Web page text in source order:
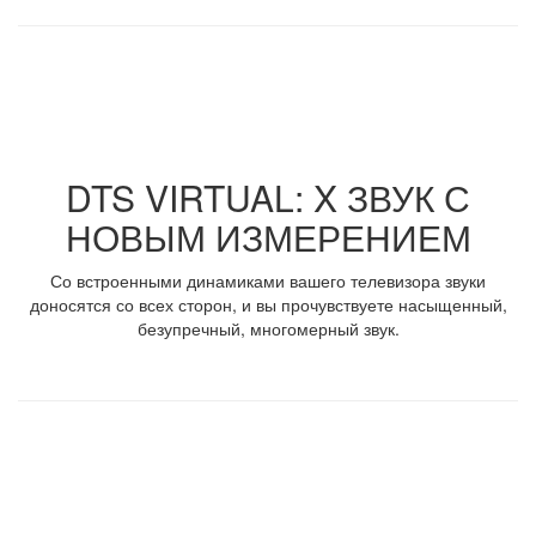
DTS VIRTUAL: X ЗВУК С
НОВЫМ ИЗМЕРЕНИЕМ
Со встроенными динамиками вашего телевизора звуки
доносятся со всех сторон, и вы прочувствуете насыщенный,
безупречный, многомерный звук.